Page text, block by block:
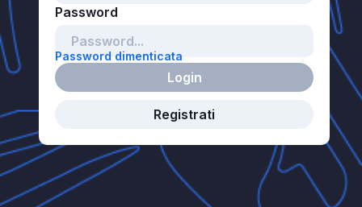
Password dimenticata
Login
Registrati